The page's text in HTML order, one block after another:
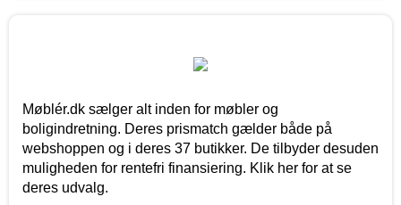
Møblér.dk sælger alt inden for møbler og
boligindretning. Deres prismatch gælder både på
webshoppen og i deres 37 butikker. De tilbyder desuden
muligheden for rentefri finansiering. Klik her for at se
deres udvalg.